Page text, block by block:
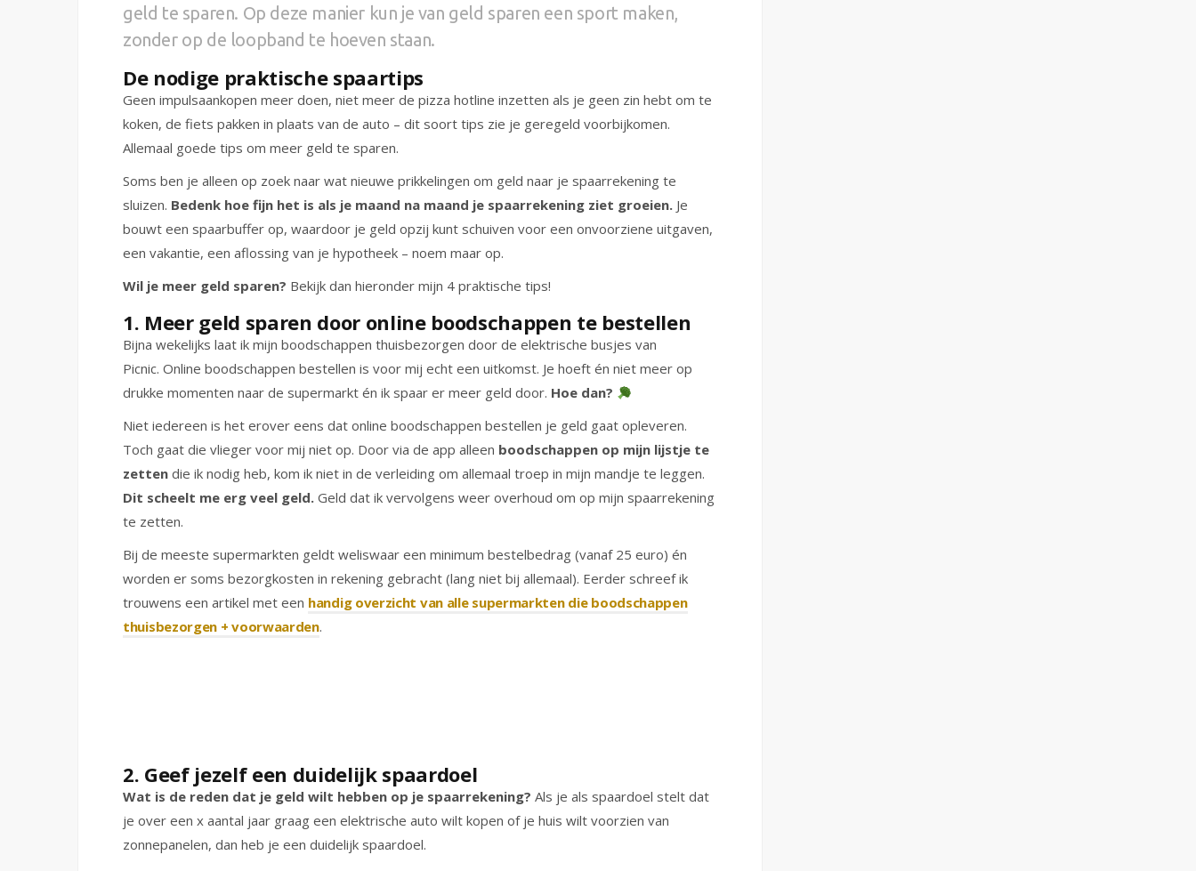
geld te sparen. Op deze manier kun je van geld sparen een sport maken,
zonder op de loopband te hoeven staan.
De nodige praktische spaartips
Geen impulsaankopen meer doen, niet meer de pizza hotline inzetten als je geen zin hebt om te
koken, de fiets pakken in plaats van de auto – dit soort tips zie je geregeld voorbijkomen.
Allemaal goede tips om meer geld te sparen.
Soms ben je alleen op zoek naar wat nieuwe prikkelingen om geld naar je spaarrekening te
sluizen. Bedenk hoe fijn het is als je maand na maand je spaarrekening ziet groeien. Je
bouwt een spaarbuffer op, waardoor je geld opzij kunt schuiven voor een onvoorziene uitgaven,
een vakantie, een aflossing van je hypotheek – noem maar op.
Wil je meer geld sparen? Bekijk dan hieronder mijn 4 praktische tips!
1. Meer geld sparen door online boodschappen te bestellen
Bijna wekelijks laat ik mijn boodschappen thuisbezorgen door de elektrische busjes van
Picnic. Online boodschappen bestellen is voor mij echt een uitkomst. Je hoeft én niet meer op
drukke momenten naar de supermarkt én ik spaar er meer geld door. Hoe dan?
Niet iedereen is het erover eens dat online boodschappen bestellen je geld gaat opleveren.
Toch gaat die vlieger voor mij niet op. Door via de app alleen boodschappen op mijn lijstje te
zetten die ik nodig heb, kom ik niet in de verleiding om allemaal troep in mijn mandje te leggen.
Dit scheelt me erg veel geld. Geld dat ik vervolgens weer overhoud om op mijn spaarrekening
te zetten.
Bij de meeste supermarkten geldt weliswaar een minimum bestelbedrag (vanaf 25 euro) én
worden er soms bezorgkosten in rekening gebracht (lang niet bij allemaal). Eerder schreef ik
trouwens een artikel met een handig overzicht van alle supermarkten die boodschappen
thuisbezorgen + voorwaarden.
2. Geef jezelf een duidelijk spaardoel
Wat is de reden dat je geld wilt hebben op je spaarrekening? Als je als spaardoel stelt dat
je over een x aantal jaar graag een elektrische auto wilt kopen of je huis wilt voorzien van
zonnepanelen, dan heb je een duidelijk spaardoel.